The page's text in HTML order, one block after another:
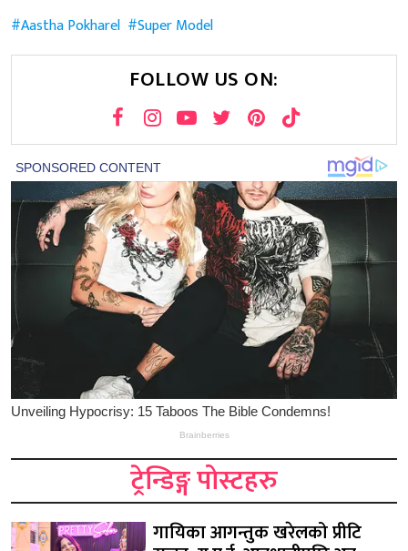
Aastha Pokharel Super Model
FOLLOW US ON:
ट्रेन्डिङ्ग पोस्टहरु
गायिका आगन्तुक खरेलको प्रीटि